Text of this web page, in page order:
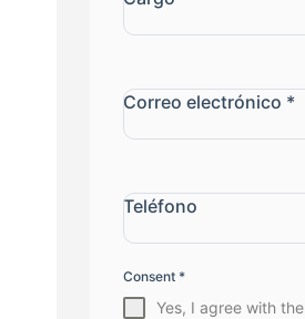
Correo electrónico *
Teléfono
Consent *
Yes, I agree with the